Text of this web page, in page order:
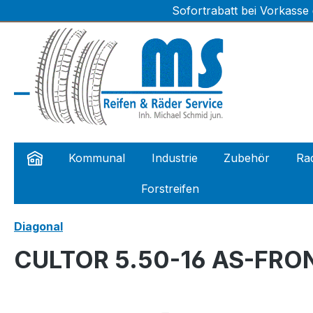
Zur Hauptnavigation springenSofortrabatt bei
Kommunal Industrie Zubehör
Forstreifen
Diagonal
CULTOR 5.50-16 AS-